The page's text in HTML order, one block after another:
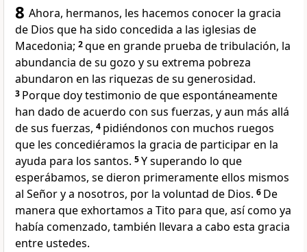
8 Ahora, hermanos, les hacemos conocer la gracia
de Dios que ha sido concedida a las iglesias de
Macedonia; 2que en grande prueba de tribulación, la
abundancia de su gozo y su extrema pobreza
abundaron en las riquezas de su generosidad.
3 Porque doy testimonio de que espontáneamente
han dado de acuerdo con sus fuerzas, y aun más allá
de sus fuerzas, 4 pidiéndonos con muchos ruegos
que les concediéramos la gracia de participar en la
ayuda para los santos. 5Y superando lo que
esperábamos, se dieron primeramente ellos mismos
al Señor y a nosotros, por la voluntad de Dios. 6 De
manera que exhortamos a Tito para que, así como ya
había comenzado, también llevara a cabo esta gracia
entre ustedes.